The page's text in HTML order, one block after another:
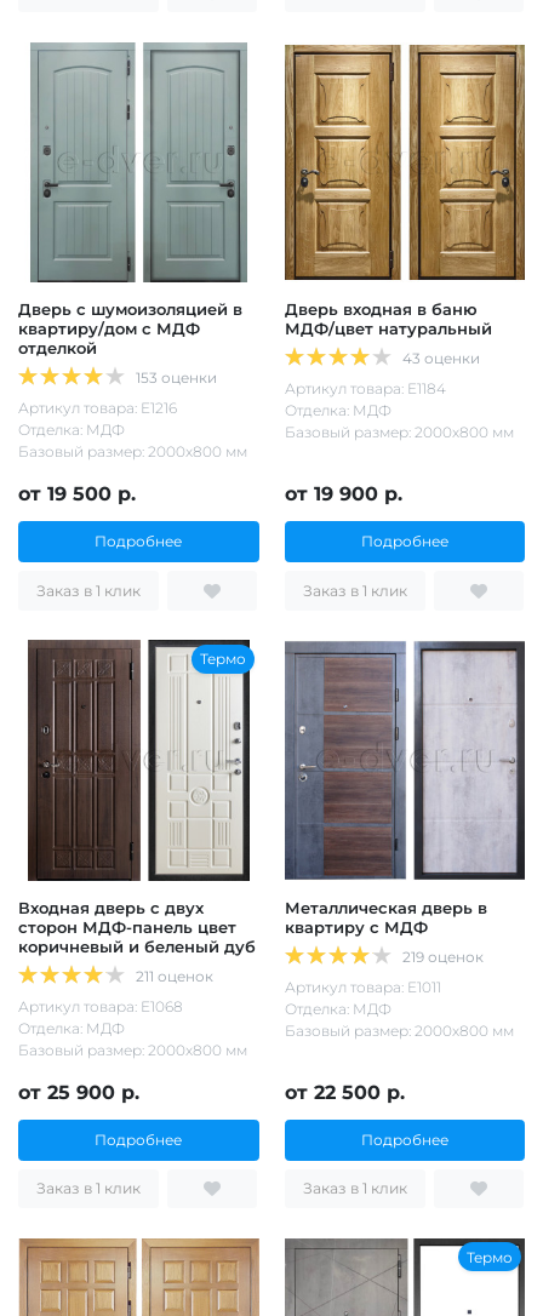
Дверь с шумоизоляцией в
квартиру/дом с МДФ
отделкой
153 оценки
Артикул товара: Е1216
Отделка: МДФ
Базовый размер: 2000х800 мм
от 19 500 р.
Подробнее
Заказ в 1 клик
Дверь входная в баню
МДФ/цвет натуральный
43 оценки
Артикул товара: Е1184
Отделка: МДФ
Базовый размер: 2000х800 мм
от 19 900 р.
Подробнее
Заказ в 1 клик
Термо
Входная дверь с двух
сторон МДФ-панель цвет
коричневый и беленый дуб
211 оценок
Артикул товара: Е1068
Отделка: МДФ
Базовый размер: 2000х800 мм
от 25 900 р.
Подробнее
Заказ в 1 клик
Металлическая дверь в
квартиру с МДФ
219 оценок
Артикул товара: Е1011
Отделка: МДФ
Базовый размер: 2000х800 мм
от 22 500 р.
Подробнее
Заказ в 1 клик
Термо